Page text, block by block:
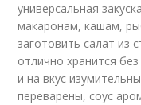
универсальная
макаронам, кашам,
заготовить салат из
отлично хранится
и на вкус
переварены, соус